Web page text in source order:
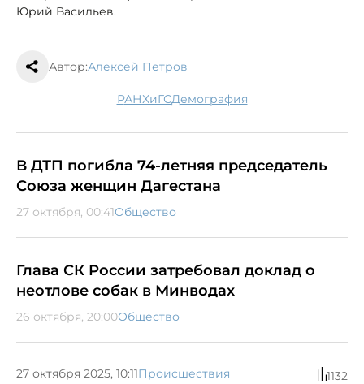
Юрий Васильев.
Автор:Алексей Петров
РАНХиГС демография
В ДТП погибла 74-летняя председатель
Союза женщин Дагестана
27 октября, 00:41Общество
Глава СК России затребовал доклад о
неотлове собак в Минводах
26 октября, 20:00Общество
27 октября 2025, 10:11Происшествия 1132